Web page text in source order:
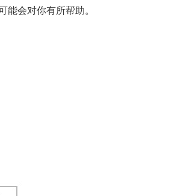
能会对你有所帮助。